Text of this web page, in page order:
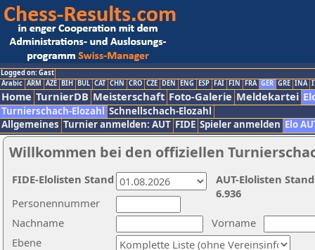
Logged on: Gast
Arabic ARM AZE BIH BUL CAT CHN CRO CZE DEN ENG ESP FAI FIN FRA GER GRE INA
Home TurnierDB Meisterschaft Foto-Galerie Meldekartei
Turnierschach-Elozahl Schnellschach-Elozahl
Allgemeines Turnier anmelden: AUT FIDE Spieler anmelden Elo
Willkommen bei den offiziellen
Nachname
Vorname
Ebene
Personennummer
AUT-Elolisten
6.936
FIDE-Elolisten Stand